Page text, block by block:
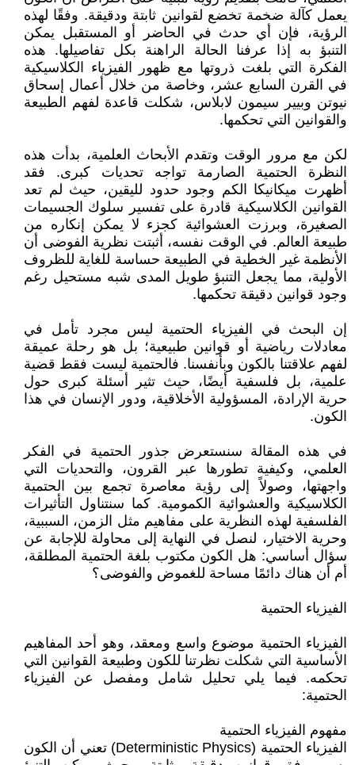
يعمل كآلة ضخمة تخضع لقوانين ثابتة ودقيقة. وفقًا لهذه
الرؤية، فإن أي حدث في الحاضر أو المستقبل يمكن
التنبؤ به إذا عرفنا الحالة الراهنة بكل تفاصيلها. هذه
الفكرة التي بلغت ذروتها مع ظهور الفيزياء الكلاسيكية
في القرن السابع عشر، وخاصة من خلال أعمال إسحاق
نيوتن وبيير سيمون لابلاس، شكلت قاعدة لفهم الطبيعة
والقوانين التي تحكمها.
لكن مع مرور الوقت وتقدم الأبحاث العلمية، بدأت هذه
النظرة الحتمية الصارمة تواجه تحديات كبرى. فقد
أظهرت ميكانيكا الكم وجود حدود لليقين، حيث لم تعد
القوانين الكلاسيكية قادرة على تفسير سلوك الجسيمات
الصغيرة، وبرزت العشوائية كجزء لا يمكن إنكاره من
طبيعة العالم. في الوقت نفسه، أثبتت نظرية الفوضى أن
الأنظمة غير الخطية في الطبيعة حساسة للغاية للظروف
الأولية، مما يجعل التنبؤ طويل المدى شبه مستحيل رغم
وجود قوانين دقيقة تحكمها.
إن البحث في الفيزياء الحتمية ليس مجرد تأمل في
معادلات رياضية أو قوانين طبيعية؛ بل هو رحلة عميقة
لفهم علاقتنا بالكون وبأنفسنا. فالحتمية ليست فقط قضية
علمية، بل فلسفية أيضًا، حيث تثير أسئلة كبرى حول
حرية الإرادة، المسؤولية الأخلاقية، ودور الإنسان في هذا
الكون.
في هذه المقالة سنستعرض جذور الحتمية في الفكر
العلمي، وكيفية تطورها عبر القرون، والتحديات التي
واجهتها، وصولاً إلى رؤية معاصرة تجمع بين الحتمية
الكلاسيكية والعشوائية الكمومية. كما سنتناول التأثيرات
الفلسفية لهذه النظرية على مفاهيم مثل الزمن، السببية،
وحرية الاختيار، لنصل في النهاية إلى محاولة للإجابة عن
سؤال أساسي: هل الكون مكتوب بلغة الحتمية المطلقة،
أم أن هناك دائمًا مساحة للغموض والفوضى؟
الفيزياء الحتمية
الفيزياء الحتمية موضوع واسع ومعقد، وهو أحد المفاهيم
الأساسية التي شكلت نظرتنا للكون وطبيعة القوانين التي
تحكمه. فيما يلي تحليل شامل ومفصل عن الفيزياء
الحتمية:
مفهوم الفيزياء الحتمية
الفيزياء الحتمية (Deterministic Physics) تعني أن الكون